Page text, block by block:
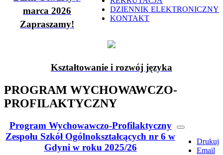
DZIENNIK ELEKTRONICZNY
KONTAKT
marca 2026
Zapraszamy!
Kształtowanie i rozwój języka
PROGRAM WYCHOWAWCZO-
PROFILAKTYCZNY
Drukuj
Email
Program Wychowawczo-Profilaktyczny
Zespołu Szkół Ogólnokształcących nr 6 w
Gdyni w roku 2025/26